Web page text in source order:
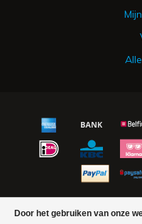
Door het gebruiken van onze
© Copyright 2026 Urker